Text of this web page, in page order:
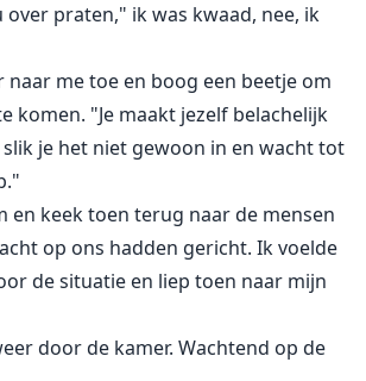
over praten," ik was kwaad, nee, ik
naar me toe en boog een beetje om
komen. "Je maakt jezelf belachelijk
je het niet gewoon in en wacht tot
en keek toen terug naar de mensen
op ons hadden gericht. Ik voelde
de situatie en liep toen naar mijn
door de kamer. Wachtend op de